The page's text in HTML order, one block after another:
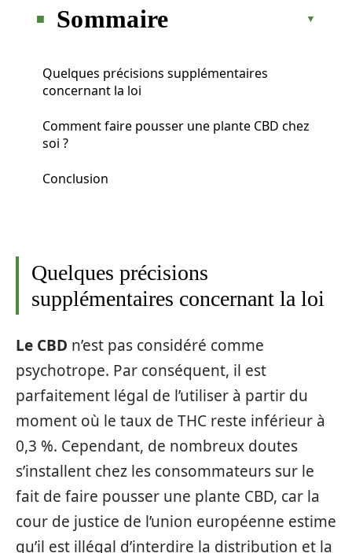
Sommaire
Quelques précisions supplémentaires
concernant la loi
Comment faire pousser une plante CBD chez
soi ?
Conclusion
Quelques précisions
supplémentaires concernant la loi
Le CBD n’est pas considéré comme
psychotrope. Par conséquent, il est
parfaitement légal de l’utiliser à partir du
moment où le taux de THC reste inférieur à
0,3 %. Cependant, de nombreux doutes
s’installent chez les consommateurs sur le
fait de faire pousser une plante CBD, car la
cour de justice de l’union européenne estime
qu’il est illégal d’interdire la distribution et la